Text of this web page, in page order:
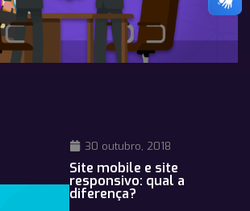
30 outubro, 2018
Site mobile e site
responsivo: qual a
diferença?